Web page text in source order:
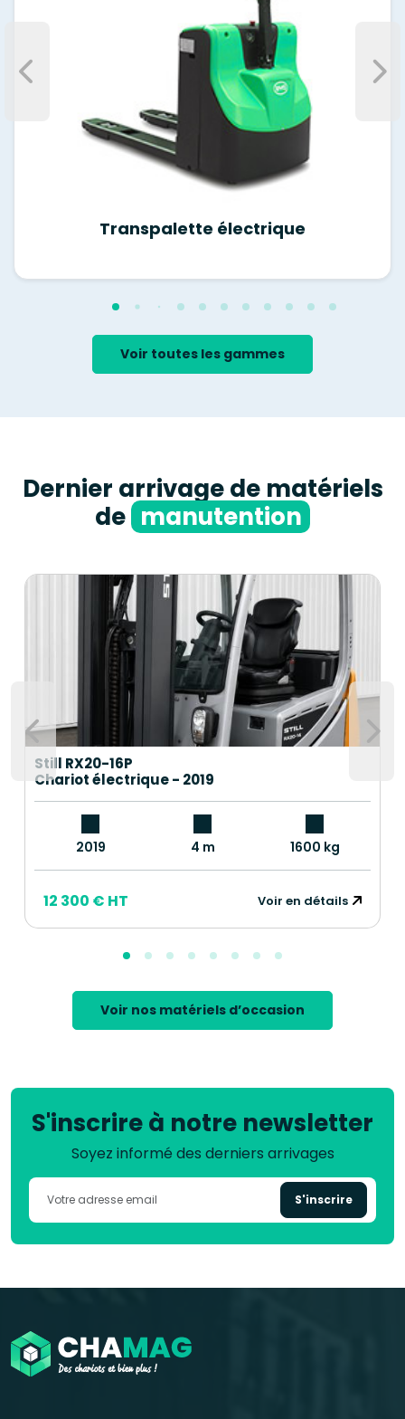
Transpalette électrique
Voir toutes les gammes
Dernier arrivage de matériels
de manutention
Still RX20-16P
Chariot électrique - 2019
2019 4 m 1600 kg
12 300 € HT Voir en détails
Voir nos matériels d’occasion
S'inscrire à notre newsletter
Soyez informé des derniers arrivages
S'inscrire